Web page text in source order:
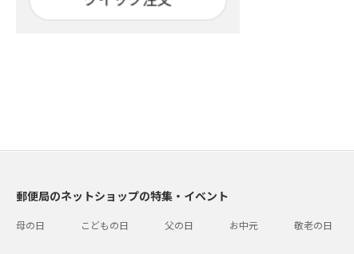
郵便局のネットショップの特集・イベント
母の日 こどもの日 父の日 お中元 敬老の日